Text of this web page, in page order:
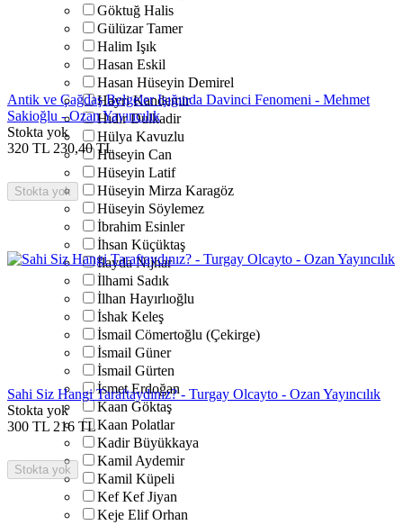
Göktuğ Halis
Gülüzar Tamer
Halim Işık
Hasan Eskil
Hasan Hüseyin Demirel
Hayri Kandemir
Hıdır Dulkadir
Hülya Kavuzlu
Hüseyin Can
Hüseyin Latif
Hüseyin Mirza Karagöz
Hüseyin Söylemez
İbrahim Esinler
İhsan Küçüktaş
İlayda Nijhar
İlhami Sadık
İlhan Hayırlıoğlu
İshak Keleş
İsmail Cömertoğlu (Çekirge)
İsmail Güner
İsmail Gürten
İsmet Erdoğan
Kaan Göktaş
Kaan Polatlar
Kadir Büyükkaya
Kamil Aydemir
Kamil Küpeli
Kef Kef Jiyan
Keje Elif Orhan
Antik ve Çağdaş Belgeler Işığında Davinci Fenomeni - Mehmet
Sakioğlu - Ozan Yayıncılık
Stokta yok
320 TL 230,40 TL
Stokta yok
Sahi Siz Hangi Taraftaydınız? - Turgay Olcayto - Ozan Yayıncılık
Stokta yok
300 TL 216 TL
Stokta yok